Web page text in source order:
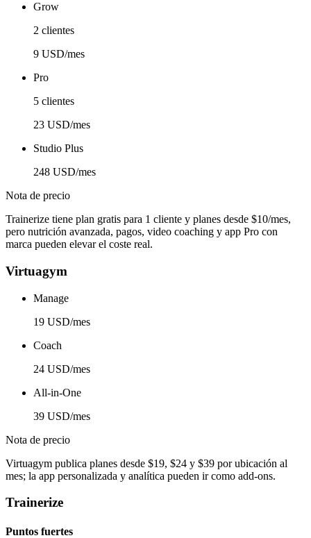
Grow
2 clientes
9 USD/mes
Pro
5 clientes
23 USD/mes
Studio Plus
248 USD/mes
Nota de precio
Trainerize tiene plan gratis para 1 cliente y planes desde $10/mes,
pero nutrición avanzada, pagos, video coaching y app Pro con
marca pueden elevar el coste real.
Virtuagym
Manage
19 USD/mes
Coach
24 USD/mes
All-in-One
39 USD/mes
Nota de precio
Virtuagym publica planes desde $19, $24 y $39 por ubicación al
mes; la app personalizada y analítica pueden ir como add-ons.
Trainerize
Puntos fuertes